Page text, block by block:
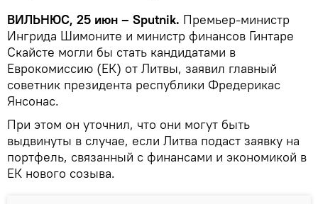
ВИЛЬНЮС, 25 июн – Sputnik. Премьер-министр
Ингрида Шимоните и министр финансов Гинтаре
Скайсте могли бы стать кандидатами в
Еврокомиссию (ЕК) от Литвы, заявил главный
советник президента республики Фредерикас
Янсонас.
При этом он уточнил, что они могут быть
выдвинуты в случае, если Литва подаст заявку на
портфель, связанный с финансами и экономикой в
ЕК нового созыва.